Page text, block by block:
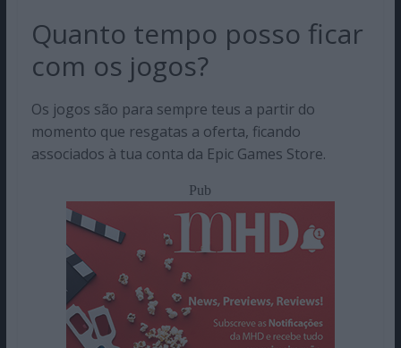
Quanto tempo posso ficar
com os jogos?
Os jogos são para sempre teus a partir do
momento que resgatas a oferta, ficando
associados à tua conta da Epic Games Store.
Pub